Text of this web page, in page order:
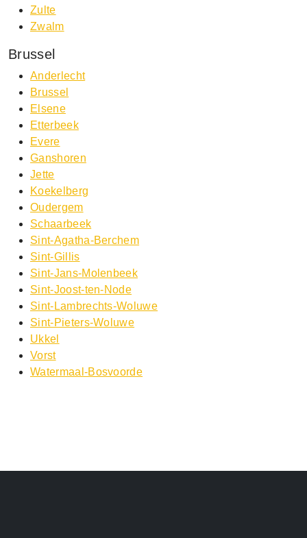
Zulte
Zwalm
Brussel
Anderlecht
Brussel
Elsene
Etterbeek
Evere
Ganshoren
Jette
Koekelberg
Oudergem
Schaarbeek
Sint-Agatha-Berchem
Sint-Gillis
Sint-Jans-Molenbeek
Sint-Joost-ten-Node
Sint-Lambrechts-Woluwe
Sint-Pieters-Woluwe
Ukkel
Vorst
Watermaal-Bosvoorde